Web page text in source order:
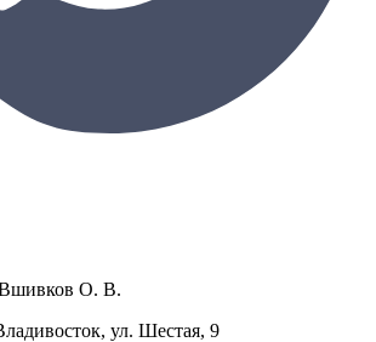
О. В.
ул. Шестая, 9